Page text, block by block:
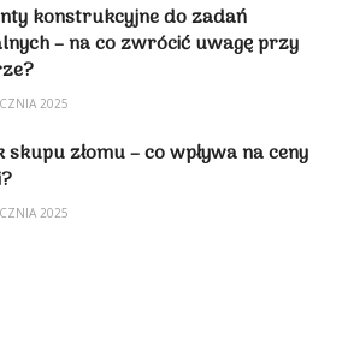
konstrukcyjne do zadań
– na co zwrócić uwagę przy
2025
skupu złomu – co wpływa na ceny
2025